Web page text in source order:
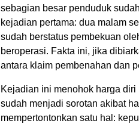
sebagian besar penduduk
kejadian pertama: dua malam
sudah berstatus pembekuan
beroperasi. Fakta ini, jika
antara klaim pembenahan dan
Kejadian ini menohok harga
sudah menjadi sorotan akibat
mempertontonkan satu hal: